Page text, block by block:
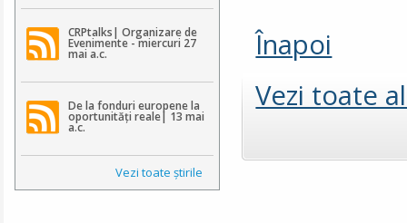
CRPtalks| Organizare de
Evenimente - miercuri 27
mai a.c.
De la fonduri europene la
oportunități reale| 13 mai
a.c.
Vezi toate ştirile
Înapoi
Vezi toate